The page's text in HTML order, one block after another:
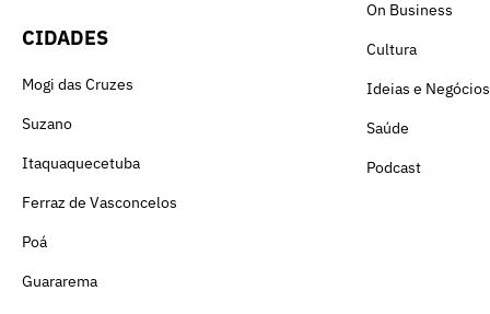
CIDADES
Mogi das Cruzes
Suzano
Itaquaquecetuba
Ferraz de Vasconcelos
Poá
Guararema
On Business
Cultura
Ideias e Negócios
Saúde
Podcast